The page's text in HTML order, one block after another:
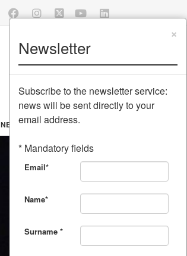
NEWSLETTER WORK WITH US
×
Newsletter
Subscribe to the newsletter service:
news will be sent directly to your
email address.
* Mandatory fields
Email*
Name*
Surname *